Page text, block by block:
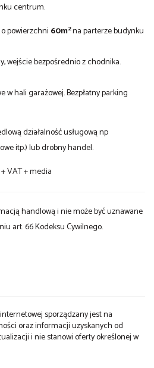
centrum.
powierzchni 60m2na parterze budynku
wejście bezpośrednio z chodnika.
w hali garażowej. Bezpłatny parking
działalność usługową np
itp.) lub drobny handel.
VAT + media
handlową i nie może być uznawane
art. 66 Kodeksu Cywilnego.
sporządzany jest na
oraz informacji uzyskanych od
i nie stanowi oferty określonej w